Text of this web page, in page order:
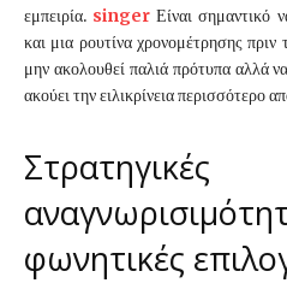
εμπειρία. singer Είναι σημαντικό
και μια ρουτίνα χρονομέτρησης
μην ακολουθεί παλιά πρότυπα αλλά
ακούει την ειλικρίνεια περισσότερο
Στρατηγικές
φωνητικές